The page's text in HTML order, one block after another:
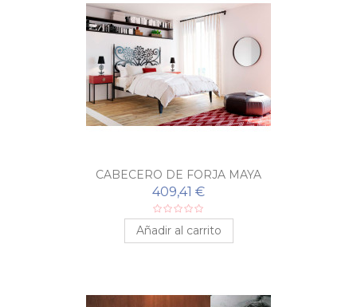
CABECERO DE FORJA MAYA
409,41 €
Añadir al carrito